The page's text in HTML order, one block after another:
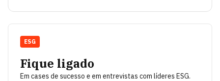
Fique ligado
Em cases de sucesso e em entrevistas com líderes ESG.
ESG